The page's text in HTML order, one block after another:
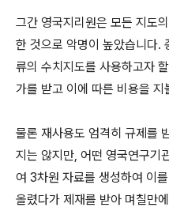
그간 영국지리원은 모든 지도
한 것으로 악명이 높았습니다.
류의 수치지도를 사용하고자
가를 받고 이에 따른 비용을 지
물론 재사용도 엄격히 규제를
지는 않지만, 어떤 영국연구기
여 3차원 자료를 생성하여 이
올렸다가 제재를 받아 며칠만